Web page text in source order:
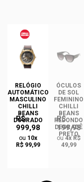
RELÓGIO
AUTOMÁTICO
MASCULINO
CHILLI
BEANS
DOURADO
R$
999,98
ou 10x
R$ 99,99
ÓCULOS
DE SOL
FEMININO
CHILLI
BEANS
REDONDO
DEGRADÊ
PRETO
R$
199,98
ou4x R$
49,99